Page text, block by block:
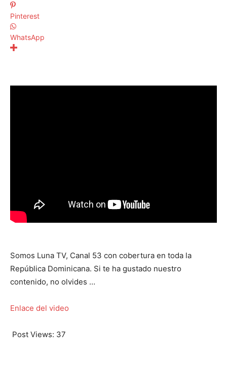
Pinterest
WhatsApp
Somos Luna TV, Canal 53 con cobertura en toda la
República Dominicana. Si te ha gustado nuestro
contenido, no olvides …
Enlace del video
Post Views: 37